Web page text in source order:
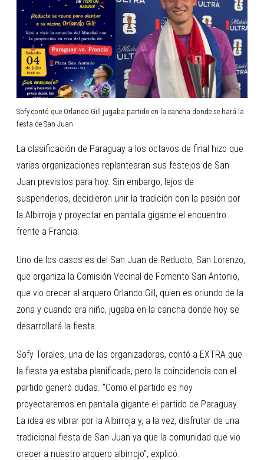
Sofy contó que Orlando Gill jugaba partido en la cancha donde se hará la
fiesta de San Juan.
La clasificación de Paraguay a los octavos de final hizo que
varias organizaciones replantearan sus festejos de San
Juan previstos para hoy. Sin embargo, lejos de
suspenderlos, decidieron unir la tradición con la pasión por
la Albirroja y proyectar en pantalla gigante el encuentro
frente a Francia.
Uno de los casos es del San Juan de Reducto, San Lorenzo,
que organiza la Comisión Vecinal de Fomento San Antonio,
que vio crecer al arquero Orlando Gill, quien es oriundo de la
zona y cuando era niño, jugaba en la cancha donde hoy se
desarrollará la fiesta.
Sofy Torales, una de las organizadoras, contó a EXTRA que
la fiesta ya estaba planificada, pero la coincidencia con el
partido generó dudas. “Como el partido es hoy
proyectaremos en pantalla gigante el partido de Paraguay.
La idea es vibrar por la Albirroja y, a la vez, disfrutar de una
tradicional fiesta de San Juan ya que la comunidad que vio
crecer a nuestro arquero albirrojo”, explicó.